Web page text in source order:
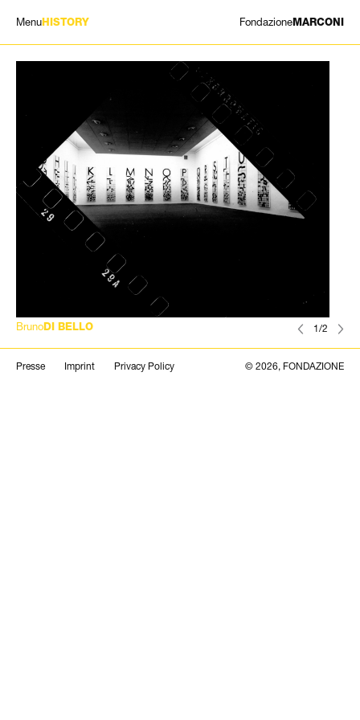
1/2
Bruno DI BELLO
Presse Imprint Privacy Policy © 2026, FONDAZIONE
Menu HISTORY FondazioneMARCONI
MOSTRE
NEWS
CONTATTI
GIÓMARCONI
IT